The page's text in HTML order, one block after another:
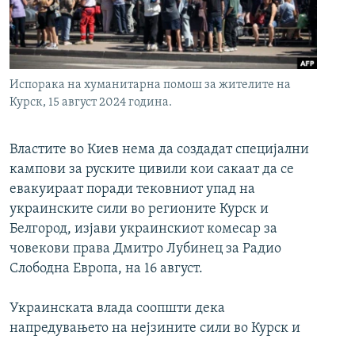
РСЕ веб страници
Испорака на хуманитарна помош за жителите на
Курск, 15 август 2024 година.
Властите во Киев нема да создадат специјални
кампови за руските цивили кои сакаат да се
евакуираат поради тековниот упад на
украинските сили во регионите Курск и
Белгород, изјави украинскиот комесар за
човекови права Дмитро Лубинец за Радио
Слободна Европа, на 16 август.
Украинската влада соопшти дека
напредувањето на нејзините сили во Курск и